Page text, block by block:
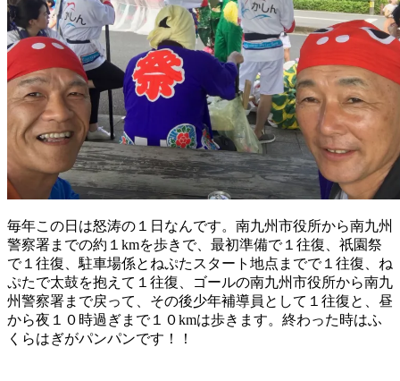
毎年この日は怒涛の１日なんです。南九州市役所から南九州
警察署までの約１kmを歩きで、最初準備で１往復、祇園祭
で１往復、駐車場係とねぷたスタート地点までで１往復、ね
ぷたで太鼓を抱えて１往復、ゴールの南九州市役所から南九
州警察署まで戻って、その後少年補導員として１往復と、昼
から夜１０時過ぎまで１０kmは歩きます。終わった時はふ
くらはぎがパンパンです！！